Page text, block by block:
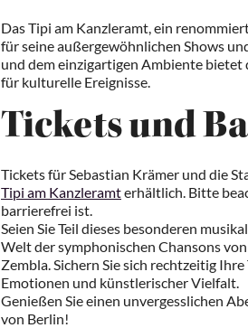
Das Tipi am Kanzleramt, ein
für seine außergewöhnlichen Shows
und dem einzigartigen Ambiente bietet
für kulturelle Ereignisse.
Tickets und
Tickets für Sebastian Krämer und die
Tipi am Kanzleramterhältlich. Bitte
barrierefrei ist.
Seien Sie Teil dieses besonderen
Welt der symphonischen Chansons
Zembla. Sichern Sie sich rechtzeitig
Emotionen und künstlerischer Vielfalt.
Genießen Sie einen unvergesslichen
von Berlin!